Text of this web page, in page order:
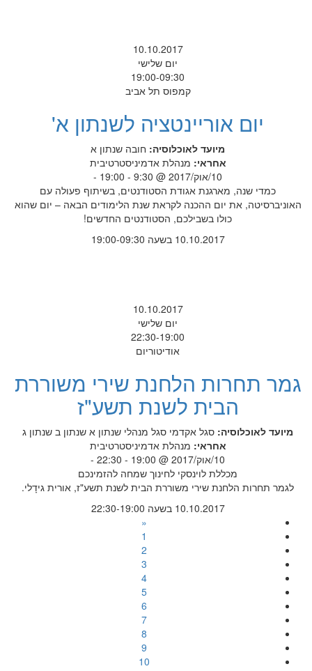
10.10.2017
יום שלישי
19:00-09:30
קמפוס תל אביב
יום אוריינטציה לשנתון א'
מיועד לאוכלוסיה: חובה שנתון א
אחראי: מנהלת אדמיניסטרטיבית
10/אוק/2017 @ 9:30 - 19:00 -
כמדי שנה, מארגנת אגודת הסטודנטים, בשיתוף פעולה עם
האוניברסיטה, את יום ההכנה לקראת שנת הלימודים הבאה – יום שהוא
כולו בשבילכם, הסטודנטים החדשים!
10.10.2017 בשעה 19:00-09:30
10.10.2017
יום שלישי
22:30-19:00
אודיטוריום
גמר תחרות הלחנת שירי משוררת
הבית לשנת תשע"ז
מיועד לאוכלוסיה: סגל אקדמי סגל מנהלי שנתון א שנתון ב שנתון ג
אחראי: מנהלת אדמיניסטרטיבית
10/אוק/2017 @ 19:00 - 22:30 -
מכללת לוינסקי לחינוך שמחה להזמינכם
לגמר תחרות הלחנת שירי משוררת הבית לשנת תשע"ז, אורית גידָלי.
10.10.2017 בשעה 22:30-19:00
«
1
2
3
4
5
6
7
8
9
10